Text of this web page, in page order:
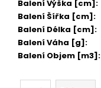
Balení Výška [cm]:
Balení Šířka [cm]:
Balení Délka [cm]:
Balení Váha [g]:
Balení Objem [m3]:
POTISK
240
KS
99
Kč